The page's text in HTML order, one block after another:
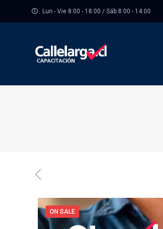
Lun - Vie 8:00 - 18:00 / Sáb 8:00 - 14:00
ON SALE